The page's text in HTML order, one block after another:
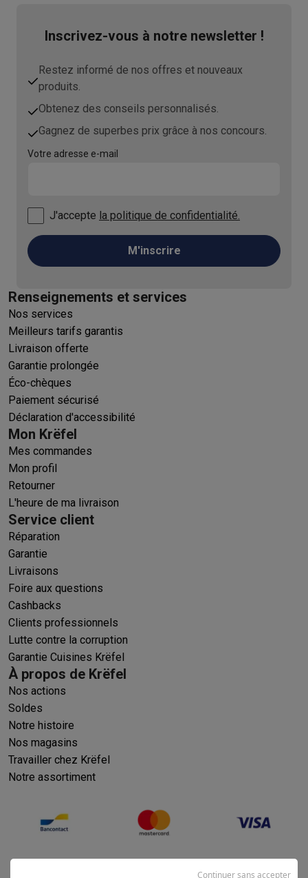
Inscrivez-vous à notre newsletter !
Restez informé de nos offres et nouveaux
produits.
Obtenez des conseils personnalisés.
Gagnez de superbes prix grâce à nos concours.
Votre adresse e-mail
J'accepte la politique de confidentialité.
M'inscrire
Renseignements et services
Nos services
Meilleurs tarifs garantis
Livraison offerte
Garantie prolongée
Éco-chèques
Paiement sécurisé
Déclaration d'accessibilité
Mon Krëfel
Mes commandes
Mon profil
Retourner
L'heure de ma livraison
Service client
Réparation
Garantie
Livraisons
Foire aux questions
Cashbacks
Clients professionnels
Lutte contre la corruption
Garantie Cuisines Krëfel
À propos de Krëfel
Nos actions
Soldes
Notre histoire
Nos magasins
Travailler chez Krëfel
Notre assortiment
Continuer sans accepter